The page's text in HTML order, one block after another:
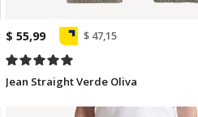
$ 55,99 $ 47,15
Jean Straight Verde Oliva